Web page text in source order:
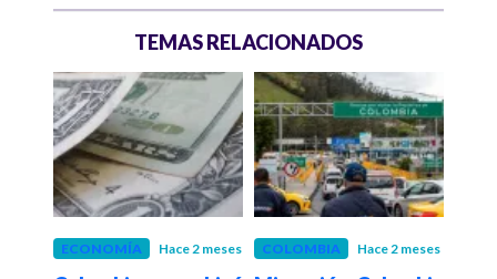
TEMAS RELACIONADOS
ECONOMÍA Hace 2 meses COLOMBIA Hace 2 meses